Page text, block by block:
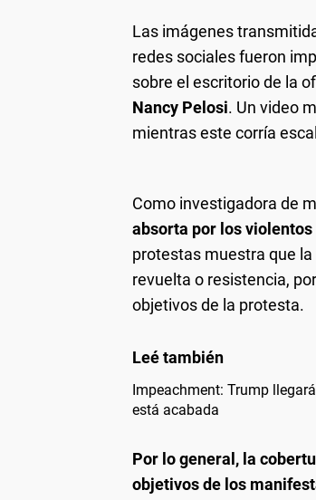
Las imágenes
redes sociales fueron
sobre el escritorio de la
Nancy Pelosi. Un video
mientras este corría
Como investigadora de
absorta por los
protestas muestra que
revuelta o resistencia,
objetivos de la protesta.
Impeachment: Trump
está acabada
Por lo general, la
objetivos de los